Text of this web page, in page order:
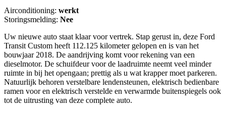
Airconditioning: werkt
Storingsmelding: Nee
Uw nieuwe auto staat klaar voor vertrek. Stap gerust in, deze Ford
Transit Custom heeft 112.125 kilometer gelopen en is van het
bouwjaar 2018. De aandrijving komt voor rekening van een
dieselmotor. De schuifdeur voor de laadruimte neemt veel minder
ruimte in bij het opengaan; prettig als u wat krapper moet parkeren.
Natuurlijk behoren verstelbare lendensteunen, elektrisch bedienbare
ramen voor en elektrisch verstelde en verwarmde buitenspiegels ook
tot de uitrusting van deze complete auto.